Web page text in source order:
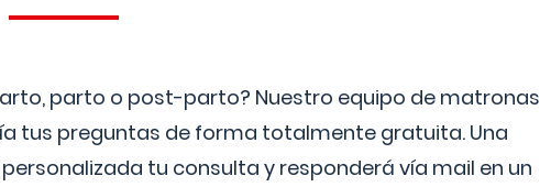
parto o post-parto? Nuestro equipo de matronas
tus preguntas de forma totalmente gratuita. Una
tu consulta y responderá vía mail en un